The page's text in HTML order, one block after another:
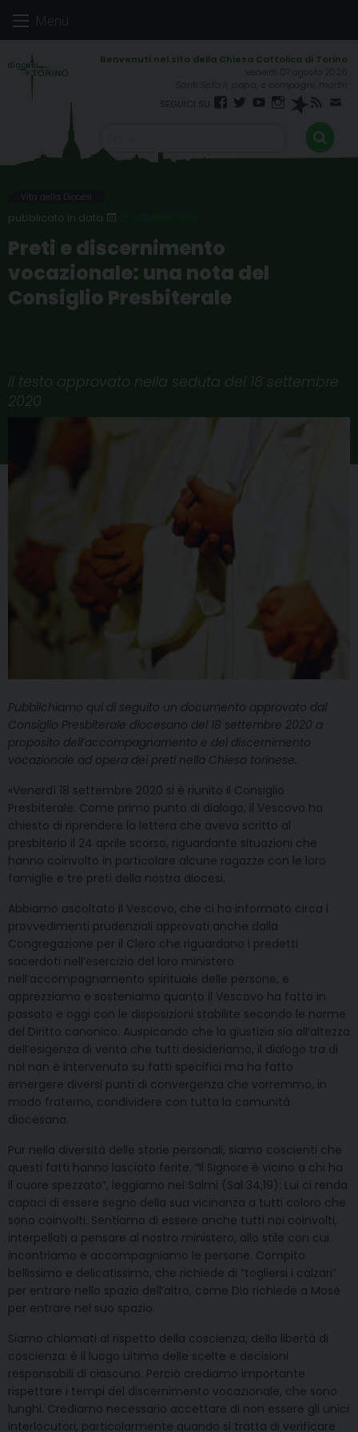
Menu
venerdì 07 agosto 2026
Facebook
TwitterYouTube
Instagram
Spreaker
RSS
FEED
Vita della Diocesi
Preti e discernimento
vocazionale: una nota del
Consiglio Presbiterale
Il testo approvato nella seduta del 18 settembre
2020
Pubblichiamo qui di seguito un documento approvato dal
Consiglio Presbiterale diocesano del 18 settembre 2020 a
proposito dell’accompagnamento e del discernimento
vocazionale ad opera dei preti nella Chiesa torinese.
«Venerdì 18 settembre 2020 si è riunito il Consiglio
Presbiterale. Come primo punto di dialogo, il Vescovo ha
chiesto di riprendere la lettera che aveva scritto al
presbiterio il 24 aprile scorso, riguardante situazioni che
hanno coinvolto in particolare alcune ragazze con le loro
famiglie e tre preti della nostra diocesi.
Abbiamo ascoltato il Vescovo, che ci ha informato circa i
provvedimenti prudenziali approvati anche dalla
Congregazione per il Clero che riguardano i predetti
sacerdoti nell’esercizio del loro ministero
nell’accompagnamento spirituale delle persone, e
apprezziamo e sosteniamo quanto il Vescovo ha fatto in
passato e oggi con le disposizioni stabilite secondo le norme
del Diritto canonico. Auspicando che la giustizia sia all’altezza
dell’esigenza di verità che tutti desideriamo, il dialogo tra di
noi non è intervenuto su fatti specifici ma ha fatto
emergere diversi punti di convergenza che vorremmo, in
modo fraterno, condividere con tutta la comunità
diocesana.
Pur nella diversità delle storie personali, siamo coscienti che
questi fatti hanno lasciato ferite. “Il Signore è vicino a chi ha
il cuore spezzato”, leggiamo nei Salmi (Sal 34,19): Lui ci renda
capaci di essere segno della sua vicinanza a tutti coloro che
sono coinvolti. Sentiamo di essere anche tutti noi coinvolti,
interpellati a pensare al nostro ministero, allo stile con cui
incontriamo e accompagniamo le persone. Compito
bellissimo e delicatissimo, che richiede di “togliersi i calzari”
per entrare nello spazio dell’altro, come Dio richiede a Mosè
per entrare nel suo spazio.
Siamo chiamati al rispetto della coscienza, della libertà di
coscienza: è il luogo ultimo delle scelte e decisioni
responsabili di ciascuno. Perciò crediamo importante
rispettare i tempi del discernimento vocazionale, che sono
lunghi. Crediamo necessario accettare di non essere gli unici
interlocutori, particolarmente quando si tratta di verificare